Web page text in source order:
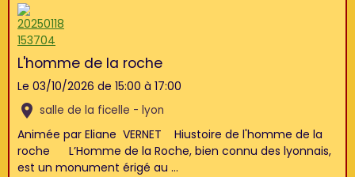
L'homme de la roche
Le 03/10/2026 de 15:00 à 17:00
salle de la ficelle - lyon
Animée par Eliane VERNET Hiustoire de l'homme de la
roche L’Homme de la Roche, bien connu des lyonnais,
est un monument érigé au ...